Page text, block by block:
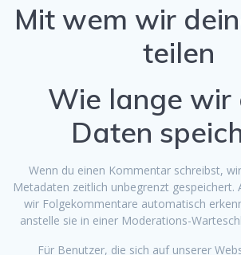
Mit wem wir
teilen
Wie lange wir
Daten
Wenn du einen Kommentar schreibst,
Metadaten zeitlich unbegrenzt gespeichert.
wir Folgekommentare automatisch
anstelle sie in einer Moderations-
Für Benutzer, die sich auf unserer